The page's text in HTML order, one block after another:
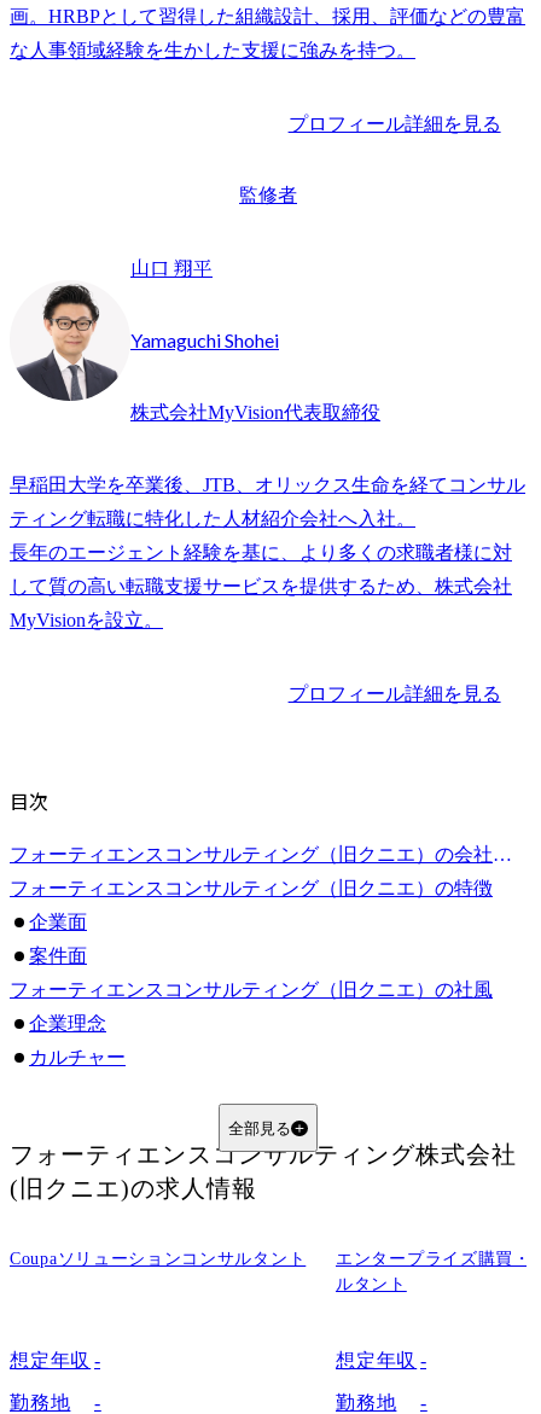
画。HRBPとして習得した組織設計、採用、評価などの豊富
な人事領域経験を生かした支援に強みを持つ。
プロフィール詳細を見る
監修者
山口 翔平
Yamaguchi Shohei
株式会社MyVision代表取締役
早稲田大学を卒業後、JTB、オリックス生命を経てコンサル
ティング転職に特化した人材紹介会社へ入社。
長年のエージェント経験を基に、より多くの求職者様に対
して質の高い転職支援サービスを提供するため、株式会社
プロフィール詳細を見る
目次
フォーティエンスコンサルティング（旧クニエ）の会社概要
フォーティエンスコンサルティング（旧クニエ）の特徴
企業面
案件面
フォーティエンスコンサルティング（旧クニエ）の社風
企業理念
カルチャー
採用方針
育成制度
Q1.フォーティエンスコンサルティング（旧クニエ）はどのような強みを持つ会社ですか？
全部見る
フォーティエンスコンサルティング株式会社
(旧クニエ)の求人情報
Coupaソリューションコンサルタント
想定年収 -
勤務地 -
エンタープライズ購買・
ルタント
想定年収 -
勤務地 -